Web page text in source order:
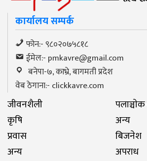
कार्यालय सम्पर्क
फोन:- ९८०२०७५८१८
ईमेल:- pmkavre@gmail.com
बनेपा-७, काभ्रे, बागमती प्रदेश
वेब ठेगाना:- clickkavre.com
जीवनशैली
कृषि
अन्य
प्रवास
बिजनेश
अन्य
अपराध